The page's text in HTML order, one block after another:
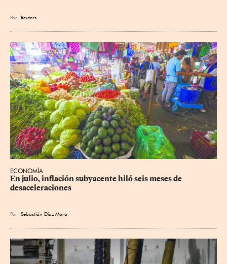
Por Reuters
ECONOMÍA
En julio, inflación subyacente hiló seis meses de
desaceleraciones
Por Sebastián Díaz Mora